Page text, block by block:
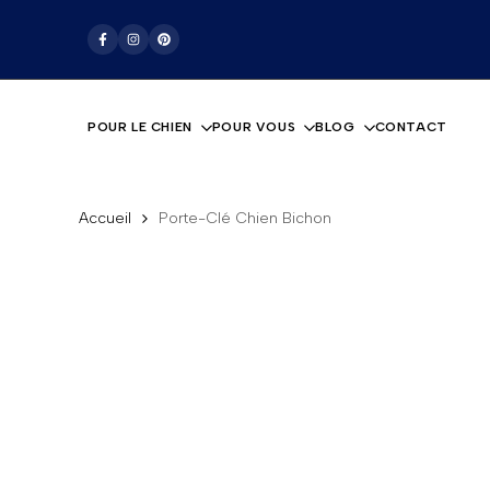
Facebook
Instagram
Pinterest
La boutique pour les amoureux des chiens
POUR LE CHIEN POUR VOUS BLOG CONTACT
Accueil Porte-Clé Chien Bichon